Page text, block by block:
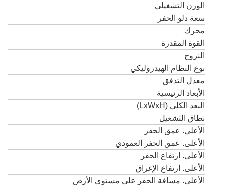
الوزن التشغيلي
سعة دلو الحفر
محرك
القوة المقدرة
النزوح
نوع النظام الهيدروليكي
معدل التدفق
الأبعاد الرئيسية
البعد الكلي (LxWxH)
نطاق التشغيل
الأعلى. عمق الحفر
الأعلى. عمق الحفر العمودي
الأعلى. ارتفاع الحفر
الأعلى. ارتفاع الإغراق
الأعلى. مسافة الحفر على مستوى الأرض